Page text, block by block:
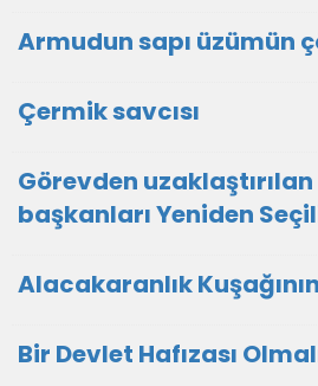
Armudun sapı üzümün
Çermik savcısı
Görevden
başkanları Yeniden
Alacakaranlık
Bir Devlet Hafızası